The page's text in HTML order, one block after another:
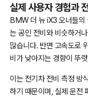
실제 사용자 경험과
BMW 더 뉴 iX3 오너들의
는 공인 전비와 비슷하거
많습니다. 반면 고속도로
비가 낮아지는 경향이 뚜
이는 전기차 전비 측정 방
하기 때문이며, 실제 운전